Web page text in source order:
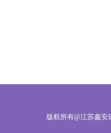
版权所有@江苏鑫安